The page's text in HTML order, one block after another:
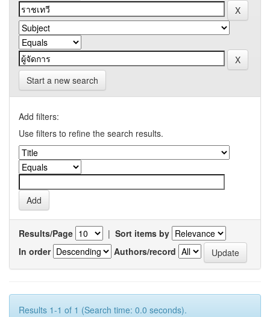
Start a new search
Add filters:
Use filters to refine the search results.
Results/Page | Sort items by
In order
Authors/record
Results 1-1 of 1 (Search time: 0.0 seconds).